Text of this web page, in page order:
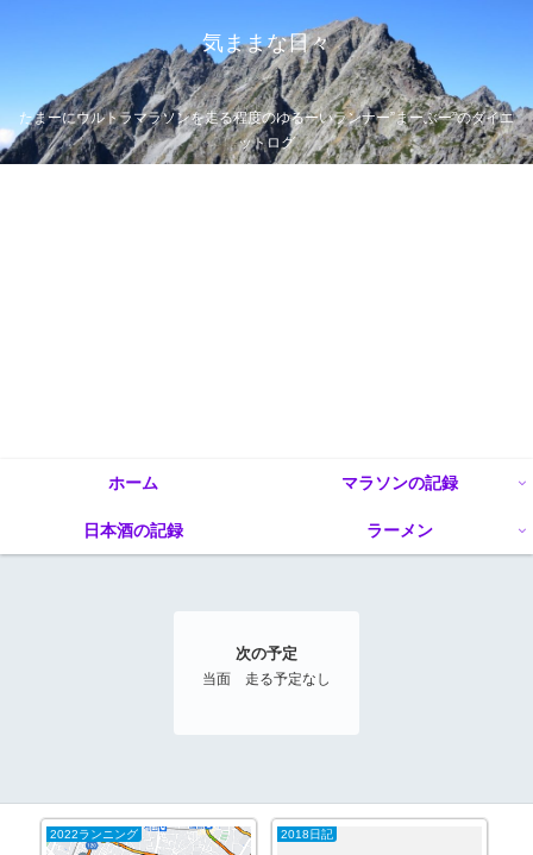
気ままな日々
たまーにウルトラマラソンを走る程度のゆるーいランナー”まーぶー”のダイエ
ットログ
ホーム マラソンの記録
日本酒の記録 ラーメン
次の予定
当面 走る予定なし
2022ランニング 2018日記